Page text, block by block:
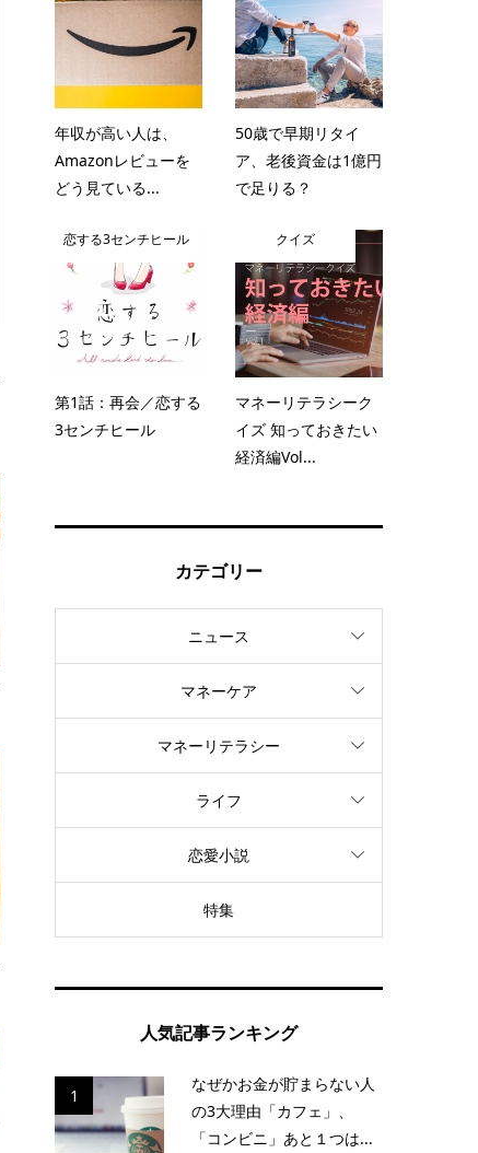
年収が高い人は、
Amazonレビューを
どう見ている...
50歳で早期リタイ
ア、老後資金は1億円
で足りる？
恋する3センチヒール
第1話：再会／恋する
3センチヒール
クイズ
マネーリテラシーク
イズ 知っておきたい
経済編Vol...
カテゴリー
ニュース
マネーケア
マネーリテラシー
ライフ
恋愛小説
特集
人気記事ランキング
1
なぜかお金が貯まらない人
の3大理由「カフェ」、
「コンビニ」あと１つは...